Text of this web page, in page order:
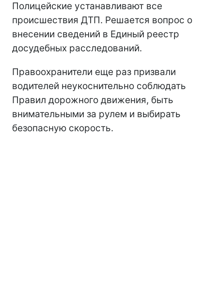
Полицейские устанавливают все
происшествия ДТП. Решается вопрос о
внесении сведений в Единый реестр
досудебных расследований.
Правоохранители еще раз призвали
водителей неукоснительно соблюдать
Правил дорожного движения, быть
внимательными за рулем и выбирать
безопасную скорость.